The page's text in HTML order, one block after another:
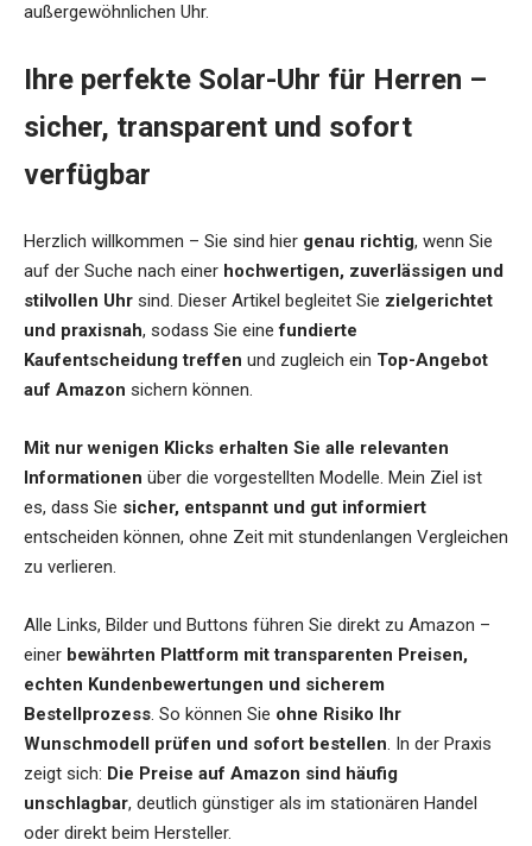
außergewöhnlichen Uhr.
Ihre perfekte Solar-Uhr für Herren –
sicher, transparent und sofort
verfügbar
Herzlich willkommen – Sie sind hier genau richtig, wenn Sie
auf der Suche nach einer hochwertigen, zuverlässigen und
stilvollen Uhr sind. Dieser Artikel begleitet Sie zielgerichtet
und praxisnah, sodass Sie einefundierte
Kaufentscheidung treffen und zugleich ein Top-Angebot
auf Amazon sichern können.
Mit nur wenigen Klicks erhalten Sie alle relevanten
Informationen über die vorgestellten Modelle. Mein Ziel ist
es, dass Sie sicher, entspannt und gut informiert
entscheiden können, ohne Zeit mit stundenlangen Vergleichen
zu verlieren.
Alle Links, Bilder und Buttons führen Sie direkt zu Amazon –
einer bewährten Plattform mit transparenten Preisen,
echten Kundenbewertungen und sicherem
Bestellprozess. So können Sie ohne Risiko Ihr
Wunschmodell prüfen und sofort bestellen. In der Praxis
zeigt sich: Die Preise auf Amazon sind häufig
unschlagbar, deutlich günstiger als im stationären Handel
oder direkt beim Hersteller.